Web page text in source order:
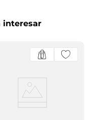
interesar